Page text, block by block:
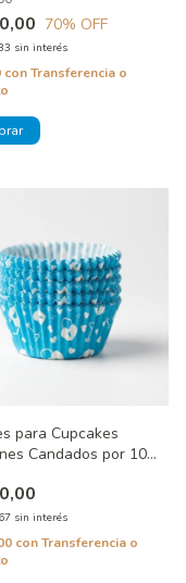
70% OFF
sin interés
conTransferencia o
para Cupcakes
Candados por 10
sin interés
conTransferencia o